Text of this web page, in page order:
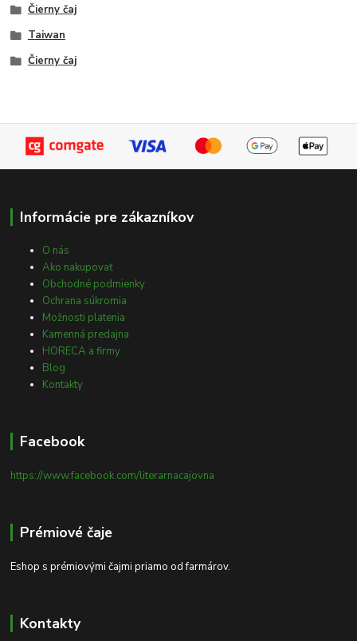
Čierny čaj
Taiwan
Čierny čaj
Informácie pre zákazníkov
O nás
Ako nakupovať
Obchodné podmienky
Ochrana súkromia
Možnosti platenia
Kamenná predajna
HORECA a firmy
Blog
Kontakty
Facebook
https://www.facebook.com/literarnacajovna
Prémiové čaje
Eshop s prémiovými čajmi priamo od farmárov.
Kontakty